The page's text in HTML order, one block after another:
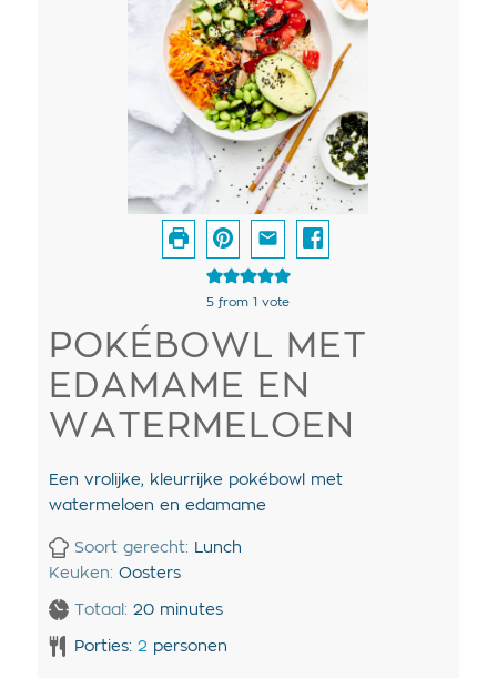
5 from 1 vote
POKÉBOWL MET
EDAMAME EN
WATERMELOEN
Een vrolijke, kleurrijke pokébowl met
watermeloen en edamame
Soort gerecht: Lunch
Keuken: Oosters
Totaal: 20 minutes
Porties: 2 personen